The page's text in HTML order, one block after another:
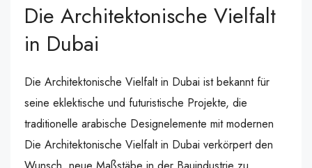
Die Architektonische Vielfalt
in Dubai
Die Architektonische Vielfalt in Dubai ist bekannt für
seine eklektische und futuristische Projekte, die
traditionelle arabische Designelemente mit modernen
Die Architektonische Vielfalt in Dubai verkörpert den